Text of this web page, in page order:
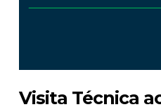
Visita Técnica